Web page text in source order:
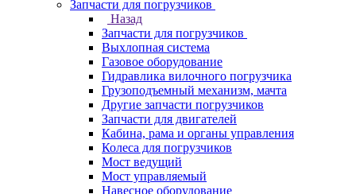
Запчасти для погрузчиков
Назад
Запчасти для погрузчиков
Выхлопная система
Газовое оборудование
Гидравлика вилочного погрузчика
Грузоподъемный механизм, мачта
Другие запчасти погрузчиков
Запчасти для двигателей
Кабина, рама и органы управления
Колеса для погрузчиков
Мост ведущий
Мост управляемый
Навесное оборудование